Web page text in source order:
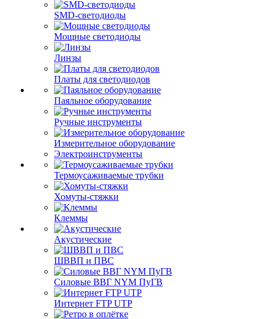
SMD-светодиоды
Мощные светодиоды
Линзы
Платы для светодиодов
Паяльное оборудование
Ручные инструменты
Измерительное оборудование
Электроинструменты
Термоусаживаемые трубки
Хомуты-стяжки
Клеммы
Акустические
ШВВП и ПВС
Силовые ВВГ NYM ПуГВ
Интернет FTP UTP